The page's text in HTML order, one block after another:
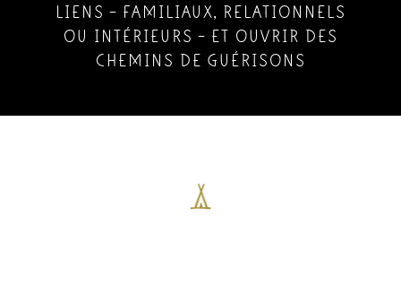
LIENS – FAMILIAUX, RELATIONNELS
OU INTÉRIEURS – ET OUVRIR DES
CHEMINS DE GUÉRISONS